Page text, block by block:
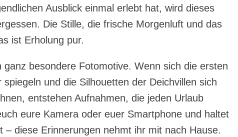
Ausblick einmal erlebt hat, wird dieses
Die Stille, die frische Morgenluft und das
ist Erholung pur.
besondere Fotomotive. Wenn sich die ersten
und die Silhouetten der Deichvillen sich
entstehen Aufnahmen, die jeden Urlaub
eure Kamera oder euer Smartphone und haltet
diese Erinnerungen nehmt ihr mit nach Hause.